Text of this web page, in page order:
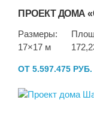
ПРОЕКТ ДОМА
Размеры:
17×17 м
ОТ 5.597.475 РУБ.